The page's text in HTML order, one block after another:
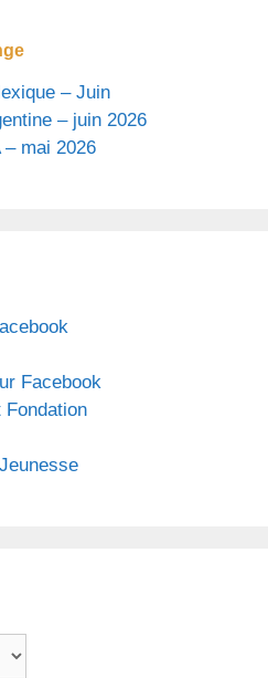
– Juin
– juin 2026
mai 2026
Facebook
Fondation